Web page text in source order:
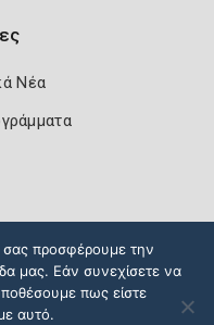
Νέα
σας προσφέρουμε την
μας. Εάν συνεχίσετε να
πως είστε
αυτό.